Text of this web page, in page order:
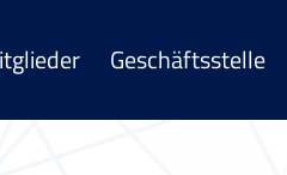
Geschäftsstelle